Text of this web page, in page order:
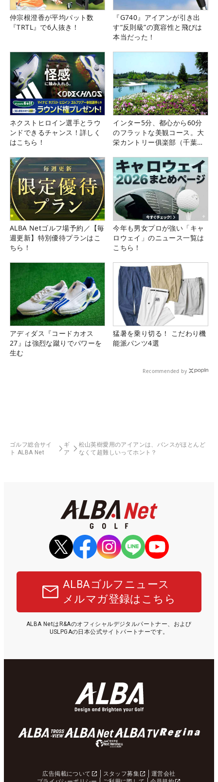
仲宗根澄香が平均パット数
『TRTL』で6人抜き！
『G740』アイアンが引き出
す“反則級”の寛容性と飛びは
本当だった！
ネクストヒロイン選手とラウ
ンドできるチャンス！詳しく
はこちら！
インター5分、都心から60分
のフラットな美観コース。大
栄カントリー俱楽部（千葉
ALBA Netゴルフ場予約／【毎
週更新】特別優待プランはこ
ちら！
今年も男女プロが強い「キャ
ロウェイ」のニュース一覧は
こちら！
アディダス『コードカオス
27』は強烈な蹴りでパワーを
生む
猛暑を乗り切る！ こだわり機
能派パンツ4選
Recommended by
ゴルフ総合サイ
ト ALBA Net
ギ
ア
松山英樹愛用のアイアンは、バンスがほとんど
なくて超難しいってホント？
ALBAゴルフニュース
メルマガ登録はこちら
ALBA NetはR&Aのオフィシャルデジタルパートナー、および
USLPGAの日本公式サイトパートナーです。
広告掲載について スタッフ募集
運営会社